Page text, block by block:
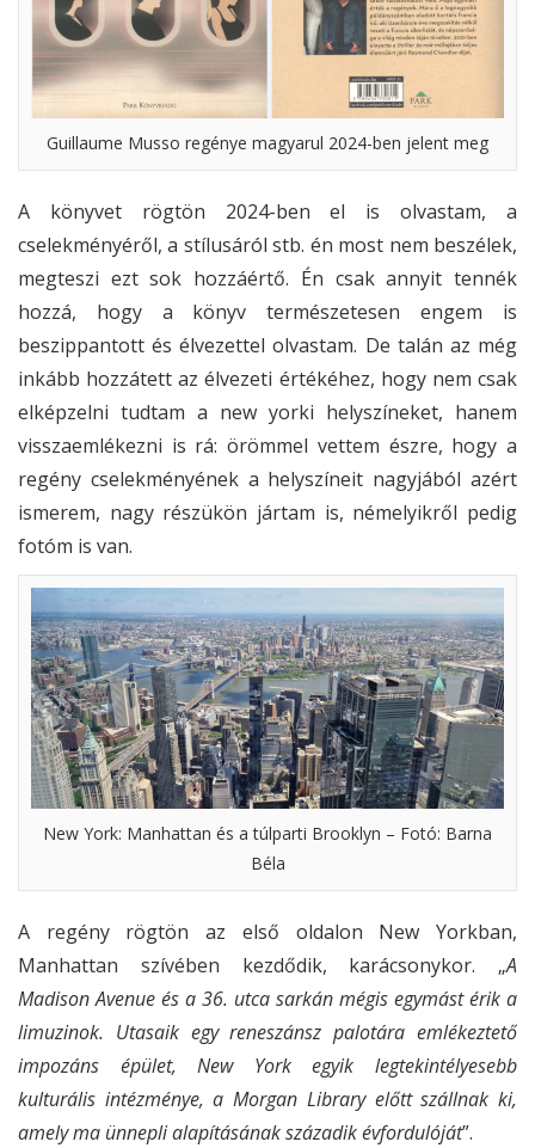
Guillaume Musso regénye magyarul 2024-ben jelent meg
A könyvet rögtön 2024-ben el is olvastam, a
cselekményéről, a stílusáról stb. én most nem beszélek,
megteszi ezt sok hozzáértő. Én csak annyit tennék
hozzá, hogy a könyv természetesen engem is
beszippantott és élvezettel olvastam. De talán az még
inkább hozzátett az élvezeti értékéhez, hogy nem csak
elképzelni tudtam a new yorki helyszíneket, hanem
visszaemlékezni is rá: örömmel vettem észre, hogy a
regény cselekményének a helyszíneit nagyjából azért
ismerem, nagy részükön jártam is, némelyikről pedig
fotóm is van.
New York: Manhattan és a túlparti Brooklyn – Fotó: Barna
Béla
A regény rögtön az első oldalon New Yorkban,
Manhattan szívében kezdődik, karácsonykor. „A
Madison Avenue és a 36. utca sarkán mégis egymást érik a
limuzinok. Utasaik egy reneszánsz palotára emlékeztető
impozáns épület, New York egyik legtekintélyesebb
kulturális intézménye, a Morgan Library előtt szállnak ki,
amely ma ünnepli alapításának századik évfordulóját”.